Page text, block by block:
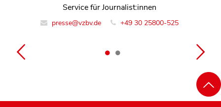
Service für Journalist:innen
presse@vzbv.de +49 30 25800-525
Referentin Team Rechtsdurchsetzung
info@vzbv.de +49 30 25800-0